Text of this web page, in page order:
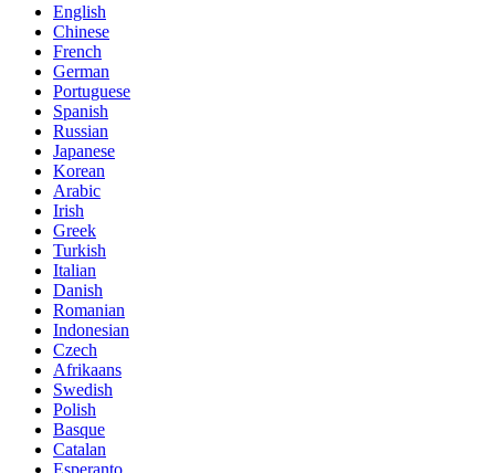
English
Chinese
French
German
Portuguese
Spanish
Russian
Japanese
Korean
Arabic
Irish
Greek
Turkish
Italian
Danish
Romanian
Indonesian
Czech
Afrikaans
Swedish
Polish
Basque
Catalan
Esperanto